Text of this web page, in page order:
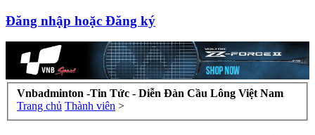
Đăng nhập hoặc Đăng ký
Vnbadminton -Tin Tức - Diễn Đàn Cầu Lông Việt Nam
Trang chủ Thành viên >